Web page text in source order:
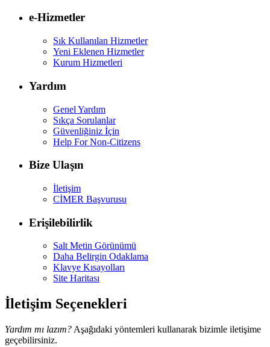
e-Hizmetler
Sık Kullanılan Hizmetler
Yeni Eklenen Hizmetler
Kurum Hizmetleri
Yardım
Genel Yardım
Sıkça Sorulanlar
Güvenliğiniz İçin
Help For Non-Citizens
Bize Ulaşın
İletişim
CİMER Başvurusu
Erişilebilirlik
Salt Metin Görünümü
Daha Belirgin Odaklama
Klavye Kısayolları
Site Haritası
İletişim Seçenekleri
Yardım mı lazım? Aşağıdaki yöntemleri kullanarak bizimle iletişime
geçebilirsiniz.